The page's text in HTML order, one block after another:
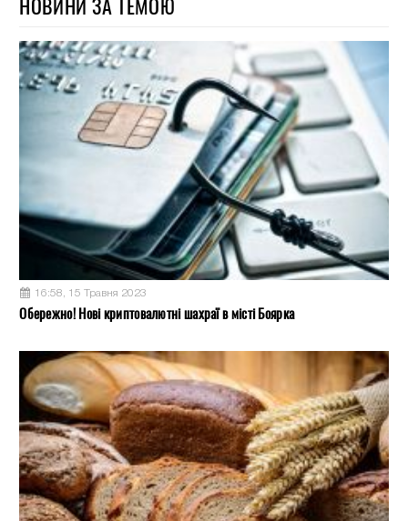
НОВИНИ ЗА ТЕМОЮ
16:58, 15 Травня 2023
Обережно! Нові криптовалютні шахраї в місті Боярка